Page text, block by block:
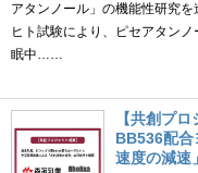
アタンノール」の機能性研究
ヒト試験により、ピセアタン
眠中……
【共創プ
BB536配合
速度の減速